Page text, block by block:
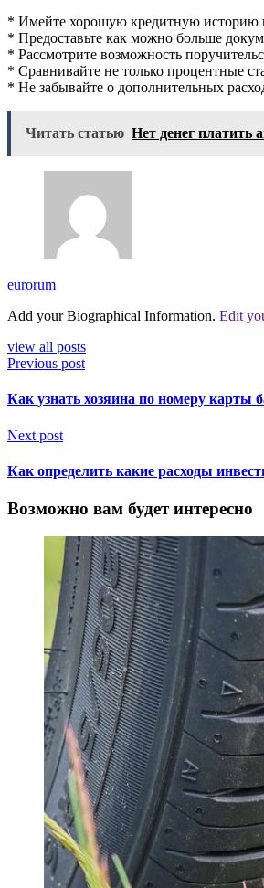
* Имейте хорошую кредитную историю
* Предоставьте как можно больше
* Рассмотрите возможность
* Сравнивайте не только процентные
* Не забывайте о дополнительных
Читать статью Нет денег платить
eurorum
Add your Biographical Information. Edit
view all posts
Previous post
Как узнать хозяина по номеру карты
Next post
Как определить какие расходы
Возможно вам будет интересно